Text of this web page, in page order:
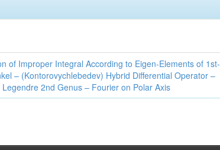
of Improper Integral According to Eigen-Elements of 1st-
– (Kontorovychlebedev) Hybrid Differential Operator –
2nd Genus – Fourier on Polar Axis